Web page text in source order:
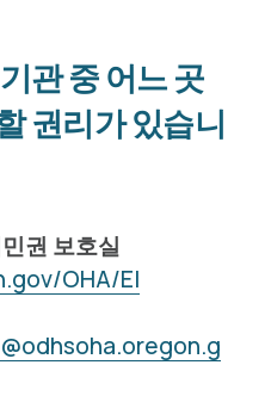
관 중 어느 곳
권리가 있습니
권 보호실
OHA/EI